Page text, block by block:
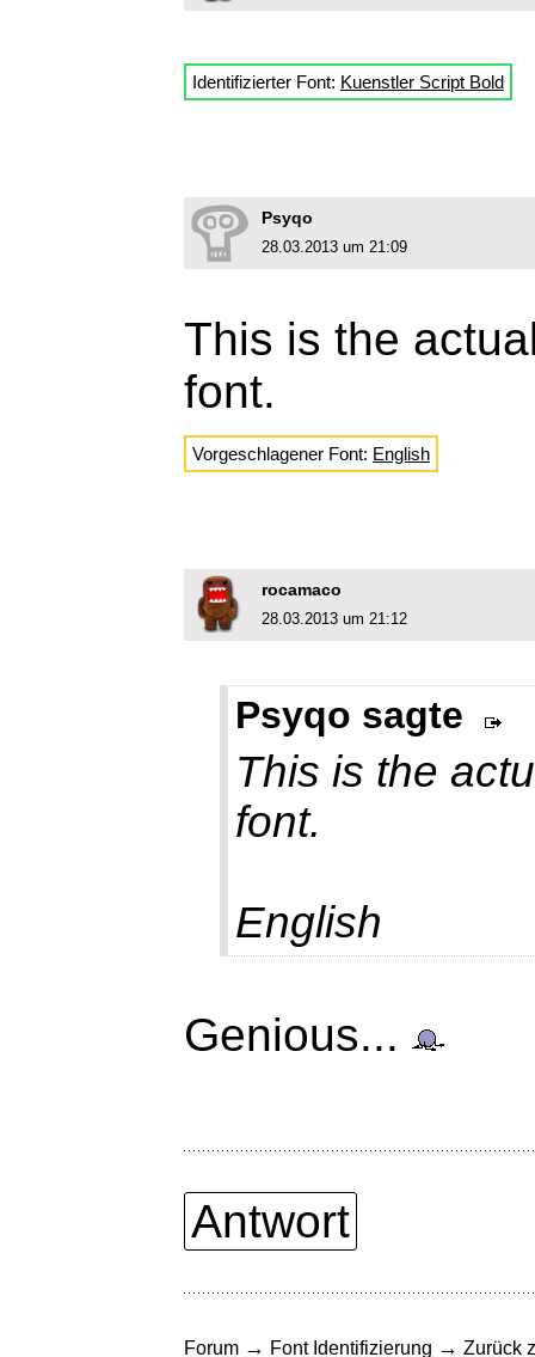
Identifizierter Font: Kuenstler Script Bold
Psyqo
28.03.2013 um 21:09
This is the
font.
Vorgeschlagener Font: English
rocamaco
28.03.2013 um 21:12
Psyqo sagte
This is the
font.
English
Genious...
Antwort
Forum → Font Identifizierung → Zurück